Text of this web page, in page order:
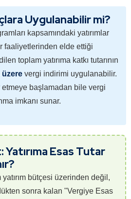
Uygulanabilir mi?
kapsamındaki yatırımlar
faaliyetlerinden elde ettiği
toplam yatırıma katkı tutarının
üzere vergi indirimi uygulanabilir.
etmeye başlamadan bile vergi
imkanı sunar.
Yatırıma Esas Tutar
bütçesi üzerinden değil,
sonra kalan "Vergiye Esas